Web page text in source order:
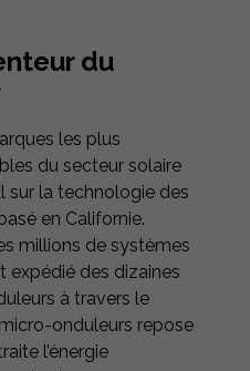
du
les plus
du secteur solaire
sur la technologie des
en Californie.
millions de systèmes
expédié des dizaines
à travers le
onduleurs repose
l’énergie